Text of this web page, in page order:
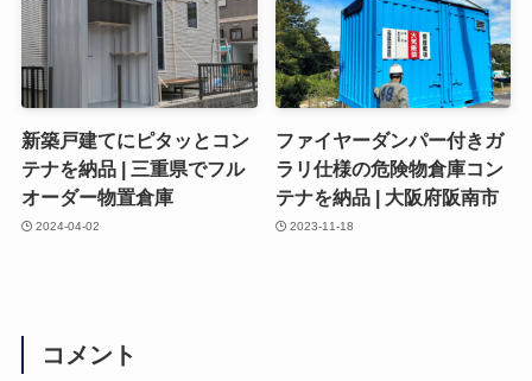
新築戸建てにピタッとコン
テナを納品 | 三重県でフル
オーダー物置倉庫
2024-04-02
ファイヤーダンパー付きガ
ラリ仕様の危険物倉庫コン
テナを納品 | 大阪府阪南市
2023-11-18
コメント